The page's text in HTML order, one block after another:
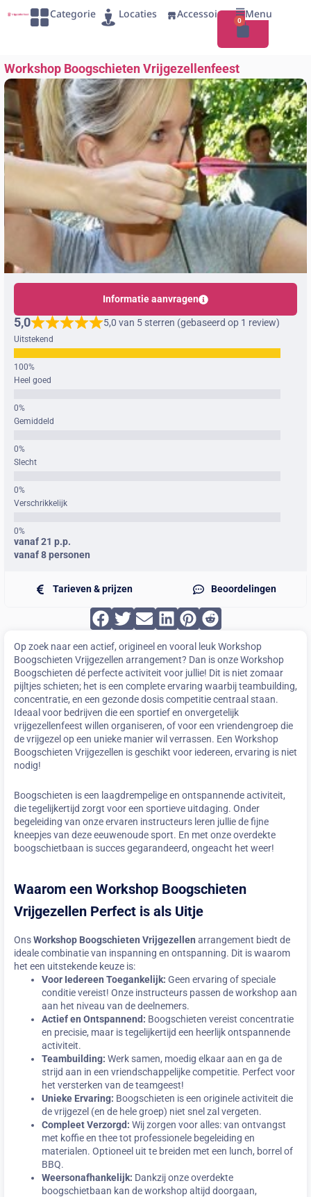
Categorie Locaties Accessoires
0
Menu
Workshop Boogschieten Vrijgezellenfeest
Op zoek naar een actief, origineel en vooral leuk Workshop
Boogschieten Vrijgezellen arrangement? Dan is onze Workshop
Boogschieten dé perfecte activiteit voor jullie! Dit is niet zomaar
pijltjes schieten; het is een complete ervaring waarbij teambuilding,
concentratie, en een gezonde dosis competitie centraal staan.
Ideaal voor bedrijven die een sportief en onvergetelijk
vrijgezellenfeest willen organiseren, of voor een vriendengroep die
de vrijgezel op een unieke manier wil verrassen. Een Workshop
Boogschieten Vrijgezellen is geschikt voor iedereen, ervaring is niet
nodig!
Boogschieten is een laagdrempelige en ontspannende activiteit,
die tegelijkertijd zorgt voor een sportieve uitdaging. Onder
begeleiding van onze ervaren instructeurs leren jullie de fijne
kneepjes van deze eeuwenoude sport. En met onze overdekte
boogschietbaan is succes gegarandeerd, ongeacht het weer!
Waarom een Workshop Boogschieten
Vrijgezellen Perfect is als Uitje
OnsWorkshop Boogschieten Vrijgezellen arrangement biedt de
ideale combinatie van inspanning en ontspanning. Dit is waarom
het een uitstekende keuze is:
Voor Iedereen Toegankelijk: Geen ervaring of speciale
conditie vereist! Onze instructeurs passen de workshop aan
aan het niveau van de deelnemers.
Actief en Ontspannend: Boogschieten vereist concentratie
en precisie, maar is tegelijkertijd een heerlijk ontspannende
activiteit.
Teambuilding: Werk samen, moedig elkaar aan en ga de
strijd aan in een vriendschappelijke competitie. Perfect voor
het versterken van de teamgeest!
Unieke Ervaring: Boogschieten is een originele activiteit die
de vrijgezel (en de hele groep) niet snel zal vergeten.
Compleet Verzorgd: Wij zorgen voor alles: van ontvangst
met koffie en thee tot professionele begeleiding en
materialen. Optioneel uit te breiden met een lunch, borrel of
BBQ.
Weersonafhankelijk: Dankzij onze overdekte
boogschietbaan kan de workshop altijd doorgaan,
Informatie aanvragen
5,0 5,0 van 5 sterren (gebaseerd op 1 review)
Uitstekend
Heel goed
Gemiddeld
Slecht
Verschrikkelijk
vanaf 21 p.p.
vanaf 8 personen
Tarieven & prijzen Beoordelingen